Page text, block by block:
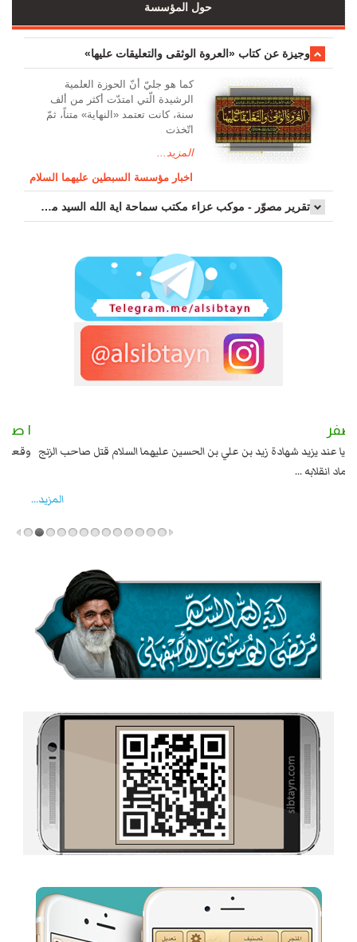
حول المؤسسة
وجیزة عن کتاب «العروة الوثقی والتعلیقات علیها»
کما هو جليّ أنّ الحوزة العلمیة
الرشیدة الّتي امتدّت أكثر من ألف
سنة، كانت تعتمد «النهاية» متناً، ثمّ
اتّخذت
المزيد...
اخبار مؤسسة السبطين عليهما السلام
تقرير مصوّر - موكب عزاء مکتب سماحة اية الله السيد مرتضى الموسوي الاصفهاني في يوم إستشهاد السيدة فاطم...
٢ صفر
السبايا عند يزيد شهادة زيد بن علي بن الحسين عليهما السلام قتل صاحب الزنج
واخماد انقلابه ...
المزید...